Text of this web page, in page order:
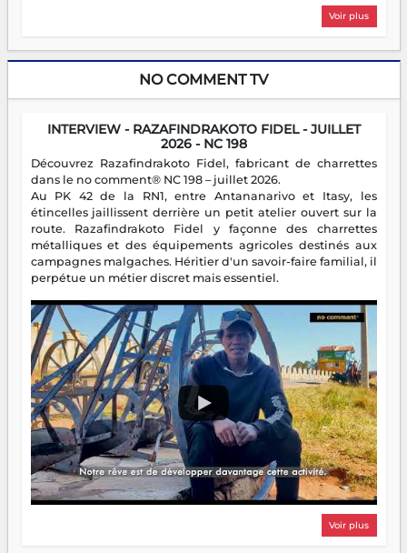
Voir plus
NO COMMENT TV
INTERVIEW - RAZAFINDRAKOTO FIDEL - JUILLET
2026 - NC 198
Découvrez Razafindrakoto Fidel, fabricant de charrettes
dans le no comment® NC 198 – juillet 2026.
Au PK 42 de la RN1, entre Antananarivo et Itasy, les
étincelles jaillissent derrière un petit atelier ouvert sur la
route. Razafindrakoto Fidel y façonne des charrettes
métalliques et des équipements agricoles destinés aux
campagnes malgaches. Héritier d'un savoir-faire familial, il
perpétue un métier discret mais essentiel.
Voir plus